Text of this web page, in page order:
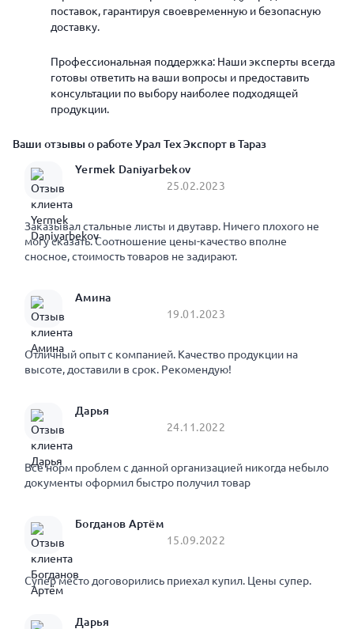
поставок, гарантируя своевременную и безопасную
доставку.
Профессиональная поддержка: Наши эксперты всегда
готовы ответить на ваши вопросы и предоставить
консультации по выбору наиболее подходящей
продукции.
Ваши отзывы о работе Урал Тех Экспорт в Тараз
Yermek Daniyarbekov
25.02.2023
Заказывал стальные листы и двутавр. Ничего плохого не
могу сказать. Соотношение цены-качество вполне
сносное, стоимость товаров не задирают.
Амина
19.01.2023
Отличный опыт с компанией. Качество продукции на
высоте, доставили в срок. Рекомендую!
Дарья
24.11.2022
Все норм проблем с данной организацией никогда небыло
документы оформил быстро получил товар
Богданов Артём
15.09.2022
Супер место договорились приехал купил. Цены супер.
Дарья